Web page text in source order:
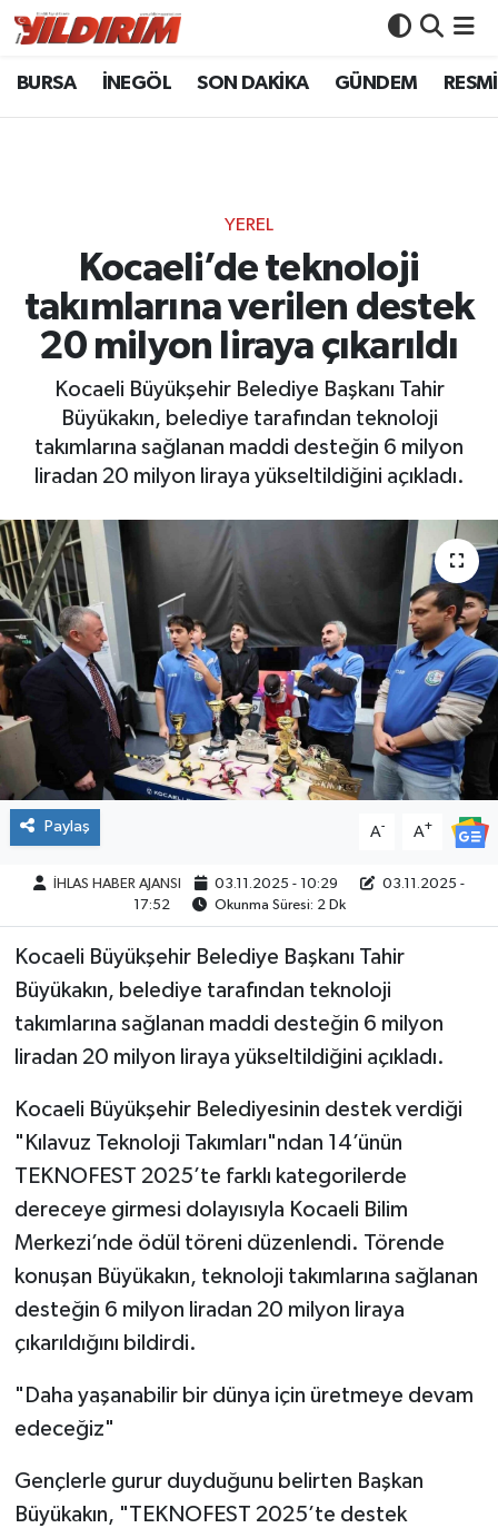
BURSA İNEGÖL SON DAKİKA GÜNDEM
YEREL
Kocaeli’de teknoloji
takımlarına verilen destek
20 milyon liraya çıkarıldı
Kocaeli Büyükşehir Belediye Başkanı Tahir
Büyükakın, belediye tarafından teknoloji
takımlarına sağlanan maddi desteğin 6 milyon
liradan 20 milyon liraya yükseltildiğini açıkladı.
Paylaş A- A+
İHLAS HABER AJANSI 03.11.2025 - 10:29
03.11.2025 -
17:52
Okunma Süresi: 2 Dk
Kocaeli Büyükşehir Belediye Başkanı Tahir
Büyükakın, belediye tarafından teknoloji
takımlarına sağlanan maddi desteğin 6 milyon
liradan 20 milyon liraya yükseltildiğini açıkladı.
Kocaeli Büyükşehir Belediyesinin destek verdiği
"Kılavuz Teknoloji Takımları"ndan 14’ünün
TEKNOFEST 2025’te farklı kategorilerde
dereceye girmesi dolayısıyla Kocaeli Bilim
Merkezi’nde ödül töreni düzenlendi. Törende
konuşan Büyükakın, teknoloji takımlarına sağlanan
desteğin 6 milyon liradan 20 milyon liraya
çıkarıldığını bildirdi.
"Daha yaşanabilir bir dünya için üretmeye devam
edeceğiz"
Gençlerle gurur duyduğunu belirten Başkan
Büyükakın, "TEKNOFEST 2025’te destek
BURSA
GÜNDEM
RESMİ İLANLAR
KÖŞE YAZILARI
SİYASET
YAŞAM
SPOR
Bursa Nöbetçi Eczaneler
Bursa Trafik Yoğunluk Haritası
Süper Lig Puan Durumu ve Fikstür
Tüm Manşetler
Son Dakika Haberleri
Haber Arşivi